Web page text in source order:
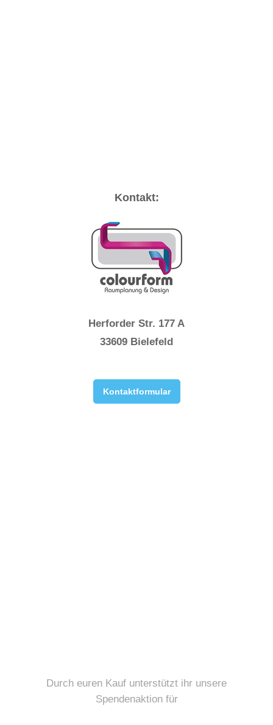
Kontakt:
Herforder Str. 177 A
33609 Bielefeld
Kontaktformular
Durch euren Kauf unterstützt ihr unsere
Spendenaktion für